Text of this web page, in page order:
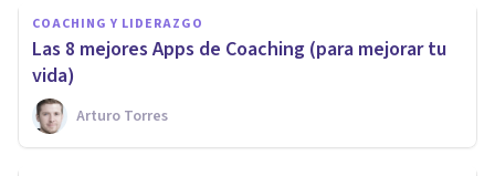
COACHING Y LIDERAZGO
Las 8 mejores Apps de Coaching (para mejorar tu
vida)
Arturo Torres